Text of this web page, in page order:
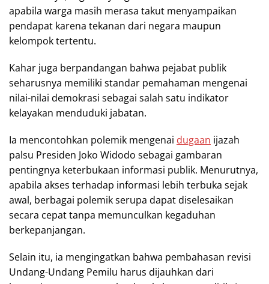
apabila warga masih merasa takut menyampaikan
pendapat karena tekanan dari negara maupun
kelompok tertentu.
Kahar juga berpandangan bahwa pejabat publik
seharusnya memiliki standar pemahaman mengenai
nilai-nilai demokrasi sebagai salah satu indikator
kelayakan menduduki jabatan.
Ia mencontohkan polemik mengenai dugaan ijazah
palsu Presiden Joko Widodo sebagai gambaran
pentingnya keterbukaan informasi publik. Menurutnya,
apabila akses terhadap informasi lebih terbuka sejak
awal, berbagai polemik serupa dapat diselesaikan
secara cepat tanpa memunculkan kegaduhan
berkepanjangan.
Selain itu, ia mengingatkan bahwa pembahasan revisi
Undang-Undang Pemilu harus dijauhkan dari